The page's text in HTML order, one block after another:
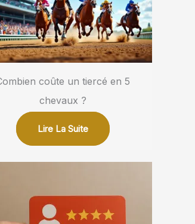
coûte un tiercé en 5
chevaux ?
Lire La Suite